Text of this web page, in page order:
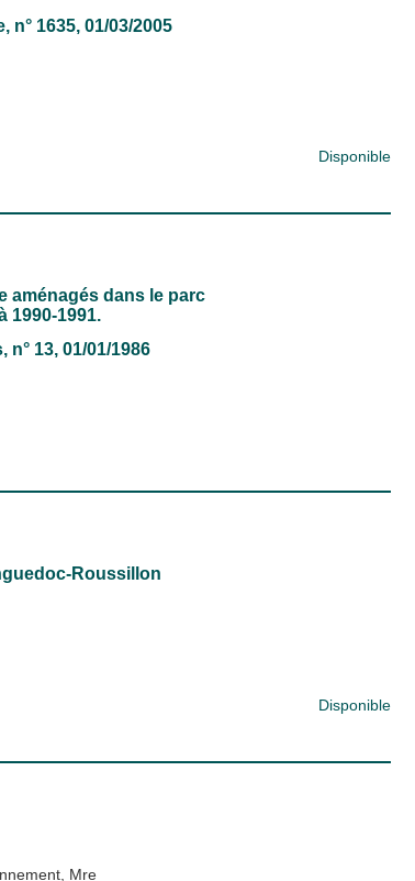
, n° 1635, 01/03/2005
Disponible
aménagés dans le parc
1990-1991.
, n° 13, 01/01/1986
Roussillon
Disponible
Mre